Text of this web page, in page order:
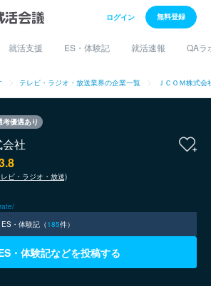
ログイン 無料登録
就活支援 ES・体験記 就活速報 QAラ
テレビ・ラジオ・放送業界の企業一覧 ＪＣＯＭ株式会
考優遇あり
会社
ビ・ラジオ・放送)
ES・体験記（185件）
・体験記などを投稿する